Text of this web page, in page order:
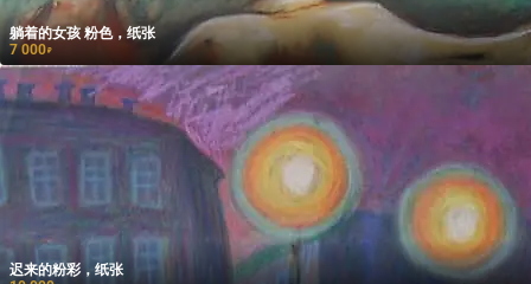
躺着的女孩 粉色，纸张
7 000₽
迟来的粉彩，纸张